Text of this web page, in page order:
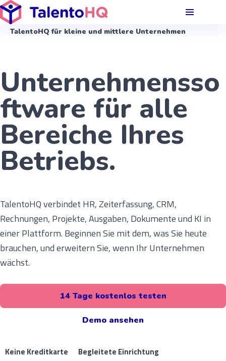
TalentoHQ für kleine und mittlere Unternehmen
Unternehmensso
ftware für alle
Bereiche Ihres
Betriebs.
TalentoHQ verbindet HR, Zeiterfassung, CRM,
Rechnungen, Projekte, Ausgaben, Dokumente und KI in
einer Plattform. Beginnen Sie mit dem, was Sie heute
brauchen, und erweitern Sie, wenn Ihr Unternehmen
wächst.
14 Tage kostenlos testen
Demo ansehen
Keine Kreditkarte
Begleitete Einrichtung